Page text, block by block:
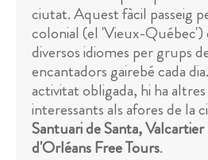
ciutat. Aquest fàcil passeig
colonial (el 'Vieux-Québec')
diversos idiomes per grups
encantadors gairebé cada
activitat obligada, hi ha
interessants als afores de la
Santuari de Santa,
d'Orléans Free Tours.